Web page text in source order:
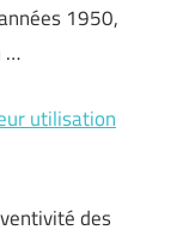
1950,
…
utilisation
des